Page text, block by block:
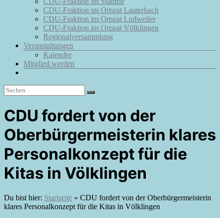
CDU-Fraktion im Ortsrat Lauterbach
CDU-Fraktion im Ortsrat Ludweiler
CDU-Fraktion im Ortsrat Völklingen
Regionalversammlung
Veranstaltungen
Kalender
Mitglied werden
CDU fordert von der
Oberbürgermeisterin klares
Personalkonzept für die
Kitas in Völklingen
Du bist hier: Startseite » CDU fordert von der Oberbürgermeisterin
klares Personalkonzept für die Kitas in Völklingen